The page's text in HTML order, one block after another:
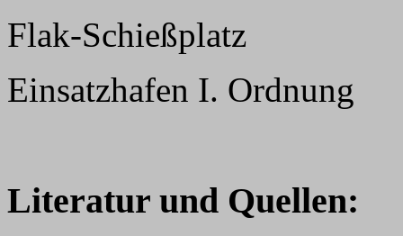
Flak-Schießplatz
Einsatzhafen I. Ordnung
Literatur und Quellen: